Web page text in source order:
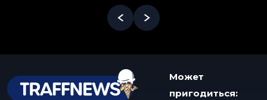
Может
пригодиться: